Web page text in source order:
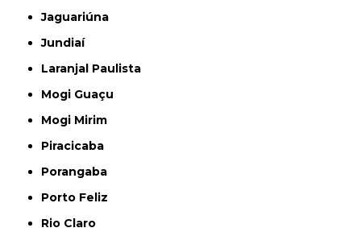
Jaguariúna
Jundiaí
Laranjal Paulista
Mogi Guaçu
Mogi Mirim
Piracicaba
Porangaba
Porto Feliz
Rio Claro